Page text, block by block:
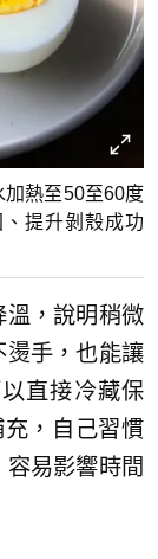
熱至50至60度
提升剝殼成功
溫，說明稍微
燙手，也能讓
直接冷藏保
，自己習慣
易影響時間